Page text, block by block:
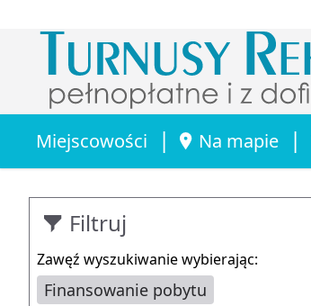
Miejscowości | Na mapie |
Filtruj
Zawęź wyszukiwanie wybierając:
Finansowanie pobytu